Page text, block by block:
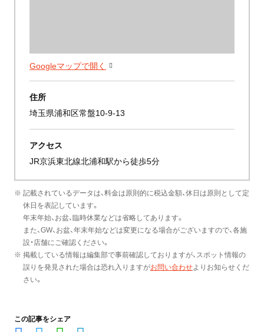
Googleマップで開く
住所
埼玉県浦和区常盤10-9-13
アクセス
JR京浜東北線北浦和駅から徒歩5分
※ 記載されているデータは、料金は原則的に税込金額、休日は原則として定
休日を表記しています。
年末年始、お盆、臨時休業などは省略してあります。
また、GW、お盆、年末年始などは変更になる場合がございますので、各施
設・店舗にご確認ください。
※ 掲載している情報は編集部で事前確認しておりますが、スポット情報の
誤りを発見された場合は恐れ入りますがお問い合わせよりお知らせくだ
さい。
この記事をシェア